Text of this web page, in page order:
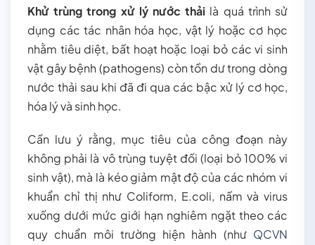
Khử trùng trong xử lý nước thải là quá trình sử
dụng các tác nhân hóa học, vật lý hoặc cơ học
nhằm tiêu diệt, bất hoạt hoặc loại bỏ các vi sinh
vật gây bệnh (pathogens) còn tồn dư trong dòng
nước thải sau khi đã đi qua các bậc xử lý cơ học,
hóa lý và sinh học.
Cần lưu ý rằng, mục tiêu của công đoạn này
không phải là vô trùng tuyệt đối (loại bỏ 100% vi
sinh vật), mà là kéo giảm mật độ của các nhóm vi
khuẩn chỉ thị như Coliform, E.coli, nấm và virus
xuống dưới mức giới hạn nghiêm ngặt theo các
quy chuẩn môi trường hiện hành (như QCVN